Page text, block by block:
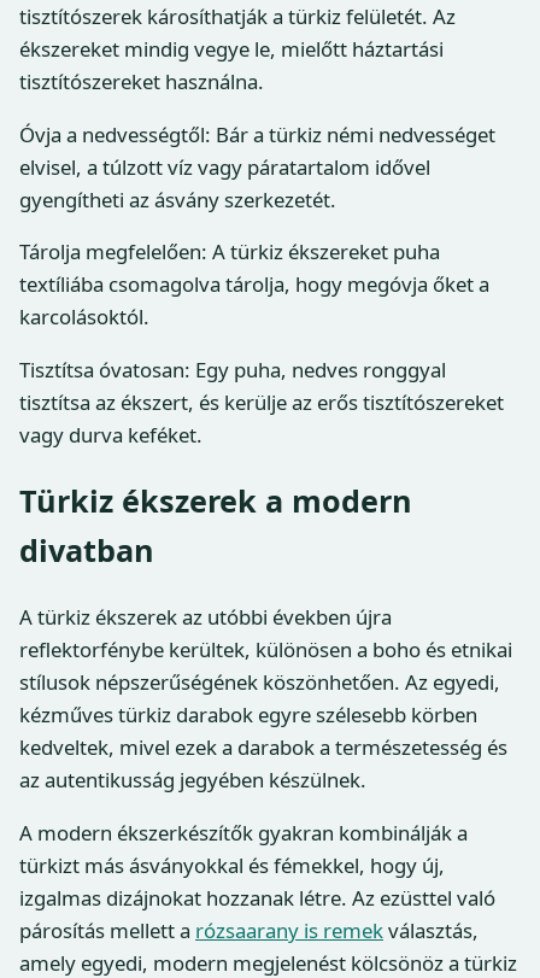
tisztítószerek károsíthatják a türkiz felületét. Az
ékszereket mindig vegye le, mielőtt háztartási
tisztítószereket használna.
Óvja a nedvességtől: Bár a türkiz némi nedvességet
elvisel, a túlzott víz vagy páratartalom idővel
gyengítheti az ásvány szerkezetét.
Tárolja megfelelően: A türkiz ékszereket puha
textíliába csomagolva tárolja, hogy megóvja őket a
karcolásoktól.
Tisztítsa óvatosan: Egy puha, nedves ronggyal
tisztítsa az ékszert, és kerülje az erős tisztítószereket
vagy durva keféket.
Türkiz ékszerek a modern
divatban
A türkiz ékszerek az utóbbi években újra
reflektorfénybe kerültek, különösen a boho és etnikai
stílusok népszerűségének köszönhetően. Az egyedi,
kézműves türkiz darabok egyre szélesebb körben
kedveltek, mivel ezek a darabok a természetesség és
az autentikusság jegyében készülnek.
A modern ékszerkészítők gyakran kombinálják a
türkizt más ásványokkal és fémekkel, hogy új,
izgalmas dizájnokat hozzanak létre. Az ezüsttel való
párosítás mellett a rózsaarany is remekválasztás,
amely egyedi, modern megjelenést kölcsönöz a türkiz